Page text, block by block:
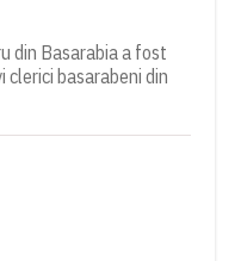
din Basarabia a fost
basarabeni din